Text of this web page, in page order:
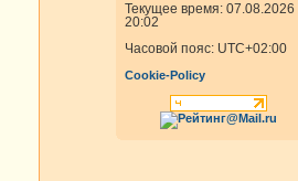
Текущее время: 07.08.2026
20:02
Часовой пояс: UTC+02:00
Cookie-Policy